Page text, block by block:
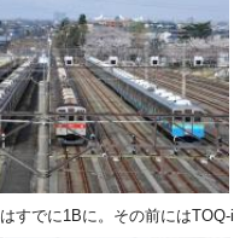
すでに1Bに。その前にはTOQ-i